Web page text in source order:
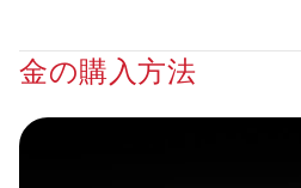
金の購入方法